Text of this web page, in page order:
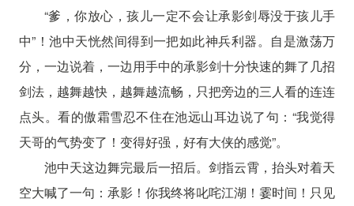
“爹，你放心，孩儿一定不会让承影剑辱没于孩儿手
中”！池中天恍然间得到一把如此神兵利器。自是激荡万
分，一边说着，一边用手中的承影剑十分快速的舞了几招
剑法，越舞越快，越舞越流畅，只把旁边的三人看的连连
点头。看的傲霜雪忍不住在池远山耳边说了句：“我觉得
天哥的气势变了！变得好强，好有大侠的感觉”。
池中天这边舞完最后一招后。剑指云霄，抬头对着天
空大喊了一句：承影！你我终将叱咤江湖！霎时间！只见